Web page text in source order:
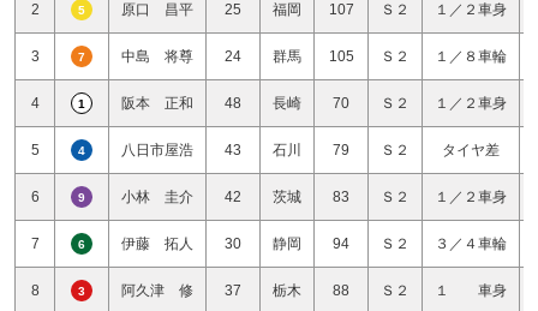
2 5 原口 昌平 25 福岡 107 Ｓ２ １／２車身
3 7 中島 将尊 24 群馬 105 Ｓ２ １／８車輪
4 1 阪本 正和 48 長崎 70 Ｓ２ １／２車身
5 4 八日市屋浩 43 石川 79 Ｓ２ タイヤ差
6 9 小林 圭介 42 茨城 83 Ｓ２ １／２車身
7 6 伊藤 拓人 30 静岡 94 Ｓ２ ３／４車輪
8 3 阿久津 修 37 栃木 88 Ｓ２ １ 車身